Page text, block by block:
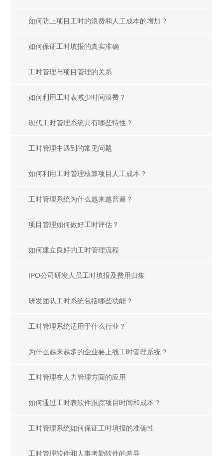
如何防止项目工时的浪费和人工成本的增加？
如何保证工时填报的真实准确
工时管理与项目管理的关系
如何利用工时表减少时间浪费？
现代工时管理系统具有哪些特性？
工时管理中遇到的常见问题
如何利用工时管理核算项目人工成本？
工时管理系统为什么越来越普遍？
项目管理如何做好工时评估？
如何建立良好的工时管理流程
IPO公司研发人员工时填报及费用归集
研发团队工时系统包括哪些功能？
工时管理系统适用于什么行业？
为什么越来越多的企业要上线工时管理系统？
工时管理在人力管理方面的应用
如何通过工时表软件跟踪项目时间和成本？
工时管理系统如何保证工时填报的准确性
工时管理软件和人事考勤软件的差异